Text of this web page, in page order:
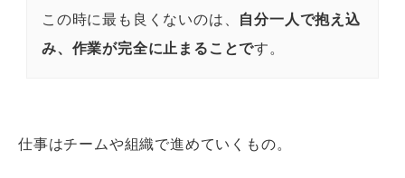
この時に最も良くないのは、 自分一人で抱え込
み、作業が完全に止まることです。
仕事はチームや組織で進めていくもの。